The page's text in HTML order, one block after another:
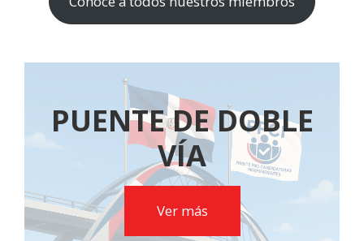
PUENTE DE DOBLE
VÍA
Ver más